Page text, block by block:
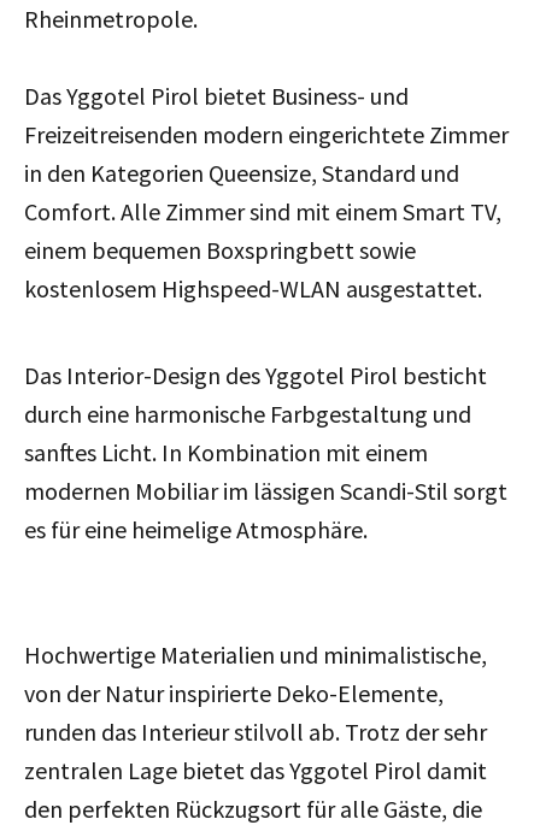
Rheinmetropole.
Das Yggotel Pirol bietet Business- und
Freizeitreisenden modern eingerichtete Zimmer
in den Kategorien Queensize, Standard und
Comfort. Alle Zimmer sind mit einem Smart TV,
einem bequemen Boxspringbett sowie
kostenlosem Highspeed-WLAN ausgestattet.
Das Interior-Design des Yggotel Pirol besticht
durch eine harmonische Farbgestaltung und
sanftes Licht. In Kombination mit einem
modernen Mobiliar im lässigen Scandi-Stil sorgt
es für eine heimelige Atmosphäre.
Hochwertige Materialien und minimalistische,
von der Natur inspirierte Deko-Elemente,
runden das Interieur stilvoll ab. Trotz der sehr
zentralen Lage bietet das Yggotel Pirol damit
den perfekten Rückzugsort für alle Gäste, die